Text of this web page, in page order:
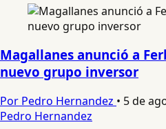
Magallanes anunció a
nuevo grupo inversor
Por Pedro Hernandez • 5 de
Pedro Hernandez